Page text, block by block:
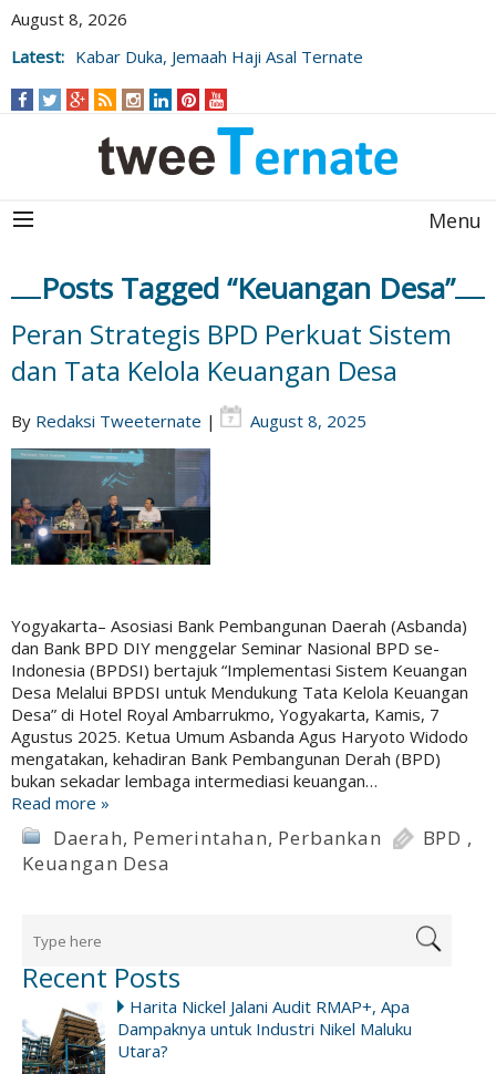
August 8, 2026
Latest: Kabar Duka, Jemaah Haji Asal Ternate
Menu
Posts Tagged “Keuangan Desa”
Peran Strategis BPD Perkuat Sistem
dan Tata Kelola Keuangan Desa
By Redaksi Tweeternate | August 8, 2025
Yogyakarta– Asosiasi Bank Pembangunan Daerah (Asbanda)
dan Bank BPD DIY menggelar Seminar Nasional BPD se-
Indonesia (BPDSI) bertajuk “Implementasi Sistem Keuangan
Desa Melalui BPDSI untuk Mendukung Tata Kelola Keuangan
Desa” di Hotel Royal Ambarrukmo, Yogyakarta, Kamis, 7
Agustus 2025. Ketua Umum Asbanda Agus Haryoto Widodo
mengatakan, kehadiran Bank Pembangunan Derah (BPD)
bukan sekadar lembaga intermediasi keuangan…
Read more »
Daerah, Pemerintahan, Perbankan BPD ,
Keuangan Desa
Recent Posts
Harita Nickel Jalani Audit RMAP+, Apa
Dampaknya untuk Industri Nikel Maluku
Utara?